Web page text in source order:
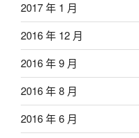
2017 年 1 月
2016 年 12 月
2016 年 9 月
2016 年 8 月
2016 年 6 月